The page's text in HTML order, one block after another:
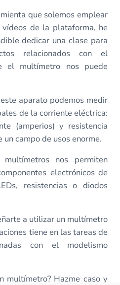
que solemos emplear
de la plataforma, he
dedicar una clase para
relacionados con el
el multímetro nos puede
aparato podemos medir
de la corriente eléctrica:
(amperios) y resistencia
un campo de usos enorme.
nos permiten
electrónicos de
resistencias o diodos
a utilizar un multímetro
tiene en las tareas de
con el modelismo
multímetro? Hazme caso y